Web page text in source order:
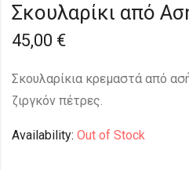
Σκουλαρίκι από
45,00 €
Σκουλαρίκια κρεμαστά από
ζιργκόν πέτρες.
Availability: Out of Stock